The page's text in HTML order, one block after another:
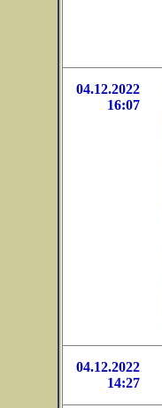
04.12.2022
16:07
04.12.2022
14:27